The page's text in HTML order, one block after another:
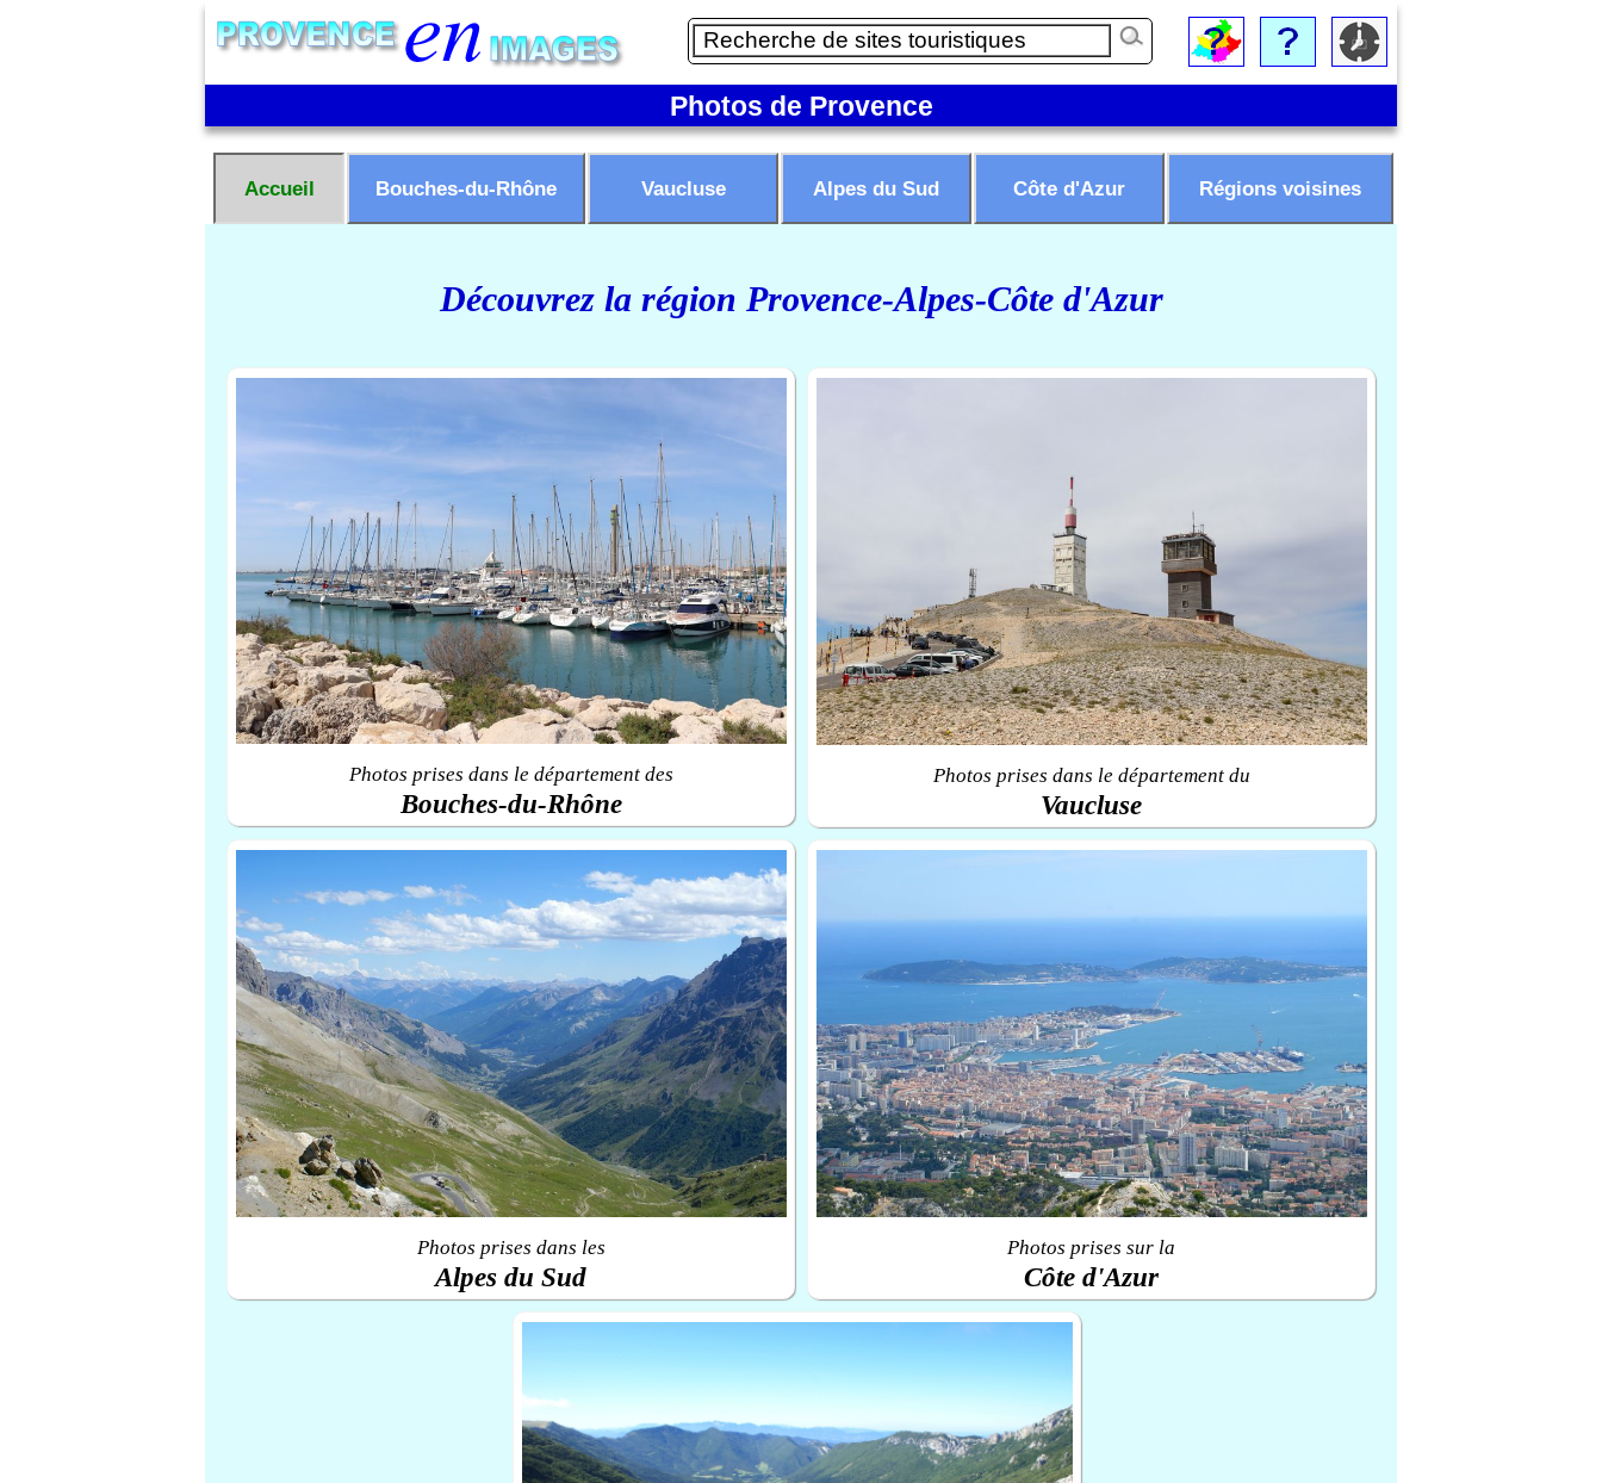
Photos de Provence
Accueil Bouches-du-Rhône Vaucluse Alpes du Sud Côte d'Azur Régions voisines
Découvrez la région Provence-Alpes-Côte d'Azur
Photos prises dans le département des
Bouches-du-Rhône
Photos prises dans le département du
Vaucluse
Photos prises dans les
Alpes du Sud
Photos prises sur la
Côte d'Azur